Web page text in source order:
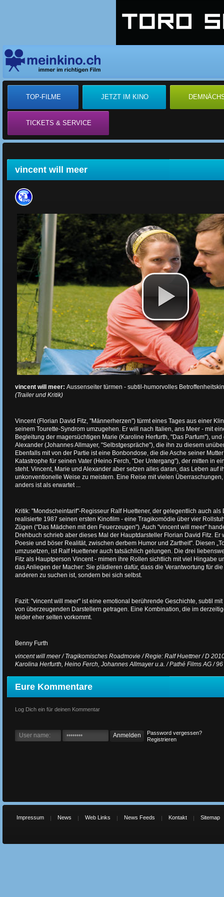
TOP-FILME JETZT IM KINO
TICKETS & SERVICE
vincent will meer
vincent will meer: Aussenseiter türmen - subtil-humorvolles
(Trailer und Kritik)
Vincent (Florian David Fitz, "Männerherzen") türmt eines Tages aus einer
seinem Tourette-Syndrom umzugehen. Er will nach Italien, ans Meer - mit
Begleitung der magersüchtigen Marie (Karoline Herfurth, "Das Parfum"),
Alexander (Johannes Allmayer, "Selbstgespräche"), die ihn zu diesem
Ebenfalls mit von der Partie ist eine Bonbondose, die die Asche seiner
Katastrophe für seinen Vater (Heino Ferch, "Der Untergang"), der mitten in
steht. Vincent, Marie und Alexander aber setzen alles daran, das Leben auf
unkonventionelle Weise zu meistern. Eine Reise mit vielen
anders ist als erwartet ...
Kritik: "Mondscheintarif"-Regisseur Ralf Huettener, der gelegentlich auch als
realisierte 1987 seinen ersten Kinofilm - eine Tragikomödie über vier
Zügen ("Das Mädchen mit den Feuerzeugen"). Auch "vincent will meer"
Drehbuch schrieb aber dieses Mal der Hauptdarsteller Florian David Fitz. Er
Poesie und böser Realität, zwischen derbem Humor und Zartheit". Diesen
umzusetzen, ist Ralf Huettener auch tatsächlich gelungen. Die drei
Fitz als Hauptperson Vincent - mimen ihre Rollen sichtlich mit viel Hingabe
das Anliegen der Macher: Sie plädieren dafür, dass die Verantwortung für
anderen zu suchen ist, sondern bei sich selbst.
Fazit: "vincent will meer" ist eine emotional berührende Geschichte, subtil
von überzeugenden Darstellern getragen. Eine Kombination, die im
leider eher selten vorkommt.
Benny Furth
vincent will meer / Tragikomisches Roadmovie / Regie: Ralf Huettner / D
Karolina Herfurth, Heino Ferch, Johannes Allmayer u.a. / Pathé Films AG /
Eure Kommentare
Log Dich ein für deinen Kommentar
Password vergessen?
Registrieren
Impressum News Web Links News Feeds Kontakt Sitemap